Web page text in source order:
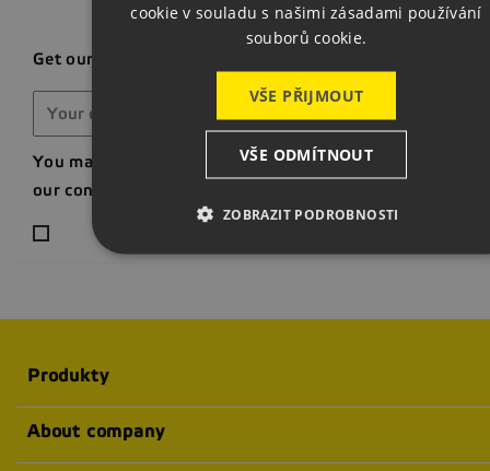
Get our latest news and special sales
You may unsubscribe at any moment. For that purpose,
our contact info in the legal notice.
Produkty
About company
cookie v souladu s našimi zásadami používání
souborů cookie.
VŠE PŘIJMOUT
VŠE ODMÍTNOUT
ZOBRAZIT PODROBNOSTI